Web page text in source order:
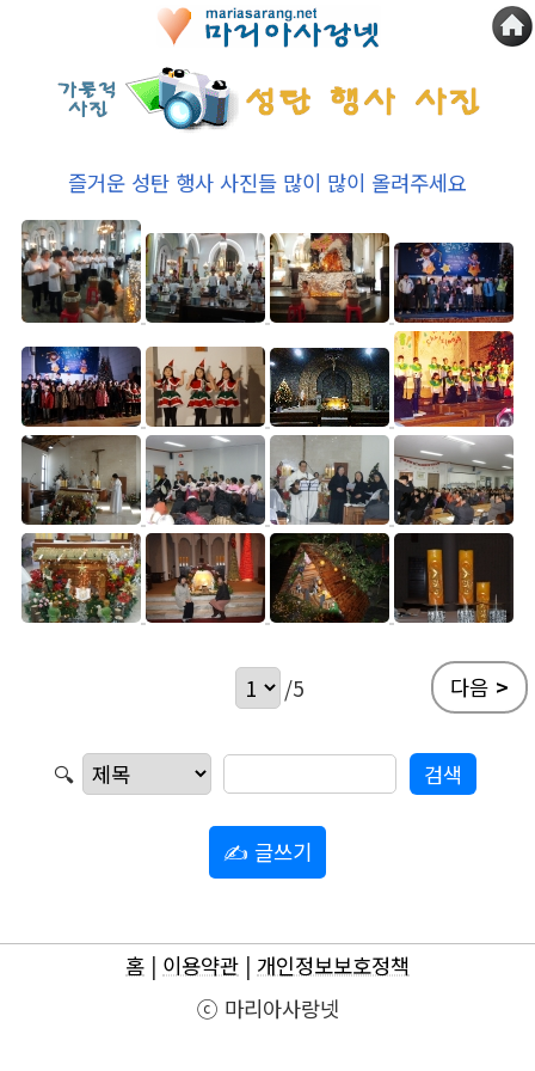
즐거운 성탄 행사 사진들 많이 많이 올려주세요
/5 다음 >
🔍
✍ 글쓰기
홈 | 이용약관 | 개인정보보호정책
ⓒ 마리아사랑넷